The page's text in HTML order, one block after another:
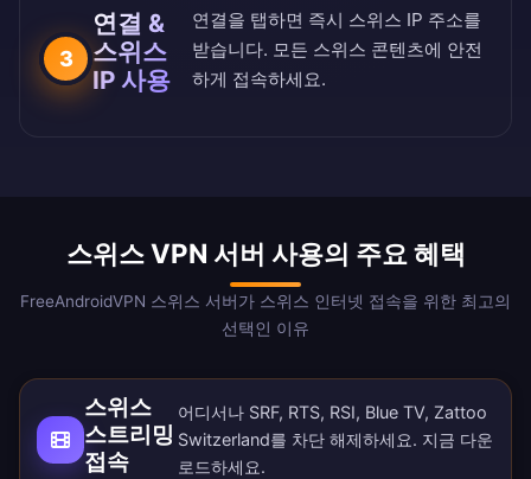
3
연결 &
스위스
IP 사용
연결을 탭하면 즉시 스위스 IP 주소를
받습니다. 모든 스위스 콘텐츠에 안전
하게 접속하세요.
스위스 VPN 서버 사용의 주요 혜택
FreeAndroidVPN 스위스 서버가 스위스 인터넷 접속을 위한 최고의
선택인 이유
스위스
스트리밍
접속
어디서나 SRF, RTS, RSI, Blue TV, Zattoo
Switzerland를 차단 해제하세요. 지금 다운
로드하세요.